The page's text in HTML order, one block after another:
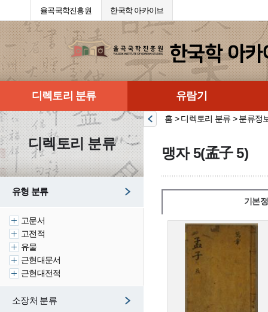
율곡국학진흥원 한국학 아카이브
디렉토리 분류 유람기
디렉토리 분류
유형 분류
고문서
고전적
유물
근현대문서
근현대전적
소장처 분류
홈 > 디렉토리 분류 > 분류정
맹자 5(孟子 5)
기본